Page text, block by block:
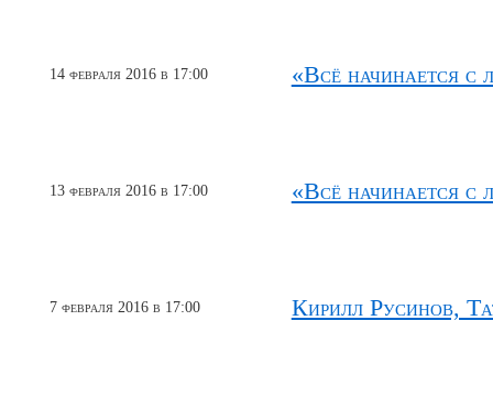
14 февраля 2016 в 17:00 «Всё начинается с
13 февраля 2016 в 17:00 «Всё начинается с
7 февраля 2016 в 17:00 Кирилл Русинов,